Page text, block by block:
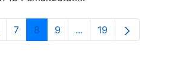
Pages Use TAB to
Orrialdea
7 Orrialdea
8 Orrialdea
9 ...Intermediate Pages
Orrialdea
19